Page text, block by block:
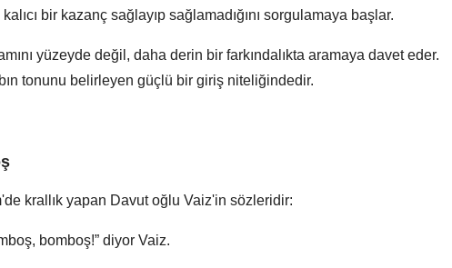
kalıcı bir kazanç sağlayıp sağlamadığını sorgulamaya başlar.
yüzeyde değil, daha derin bir farkındalıkta aramaya davet eder.
tonunu belirleyen güçlü bir giriş niteliğindedir.
krallık yapan Davut oğlu Vaiz'in sözleridir:
bomboş!” diyor Vaiz.